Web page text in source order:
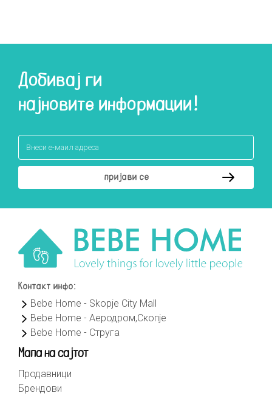
Добивај ги
најновите информации!
Контакт инфо:
Bebe Home - Skopje City Mall
Bebe Home - Аеродром,Скопје
Bebe Home - Струга
Мапа на сајтот
Продавници
Брендови